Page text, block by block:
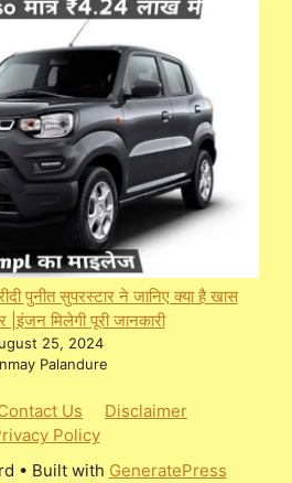
पुनीत सुपरस्टार ने जानिए क्या है खास
मिलेगी पूरी जानकारी
25, 2024
Palandure
Us
Disclaimer
Policy
• Built with GeneratePress